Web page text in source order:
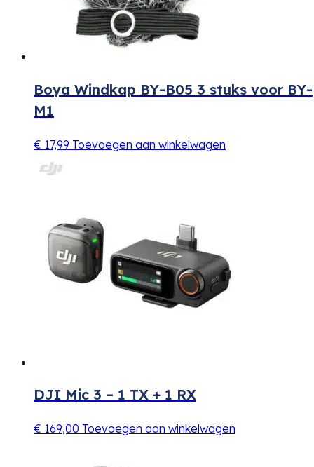
Boya Windkap BY-B05 3 stuks voor BY-
M1
€ 17,99 Toevoegen aan winkelwagen
DJI Mic 3 – 1 TX + 1 RX
€ 169,00 Toevoegen aan winkelwagen